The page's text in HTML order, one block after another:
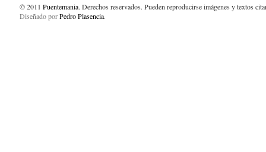
© 2011 Puentemania. Derechos reservados. Pueden reproducirse imágenes y textos
Diseñado porPedro Plasencia.